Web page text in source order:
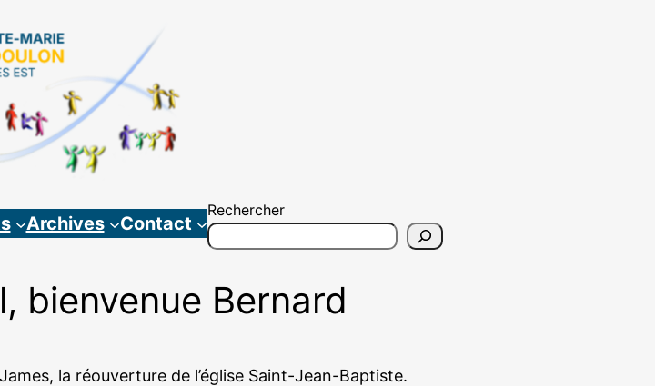
Archives Contact
Rechercher
bienvenue Bernard
la réouverture de l’église Saint-Jean-Baptiste.